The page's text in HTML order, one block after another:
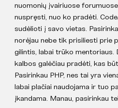
nuomonių įvairiuose
nuspręsti, nuo ko pradėti.
sudėlioti į savo vietas.
norėjau nebe tik prisiliesti prie
gilintis, labai trūko mentoriaus.
kalbos galėčiau pradėti, kas
Pasirinkau PHP, nes tai yra
labai plačiai naudojama ir tuo
įkandama. Manau, pasirinkau